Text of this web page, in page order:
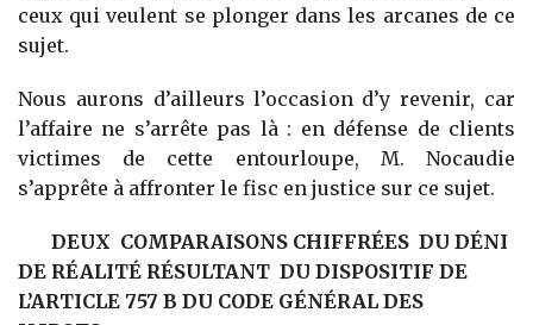
ceux qui veulent se plonger dans les arcanes de ce
sujet.
Nous aurons d’ailleurs l’occasion d’y revenir, car
l’affaire ne s’arrête pas là : en défense de clients
victimes de cette entourloupe, M. Nocaudie
s’apprête à affronter le fisc en justice sur ce sujet.
DEUX COMPARAISONS CHIFFRÉES DU DÉNI
DE RÉALITÉ RÉSULTANT DU DISPOSITIF DE
L’ARTICLE 757 B DU CODE GÉNÉRAL DES